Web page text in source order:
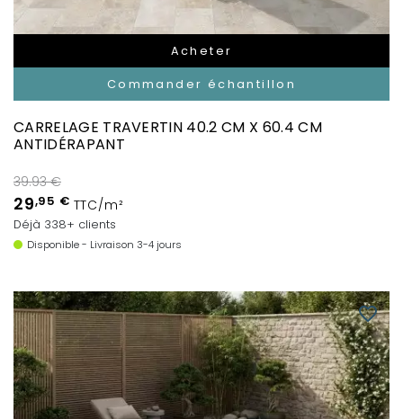
Acheter
Commander échantillon
CARRELAGE TRAVERTIN 40.2 CM X 60.4 CM
ANTIDÉRAPANT
39.93 €
29,95 € TTC/m²
Déjà 338+ clients
Disponible - Livraison 3-4 jours
favorite_border